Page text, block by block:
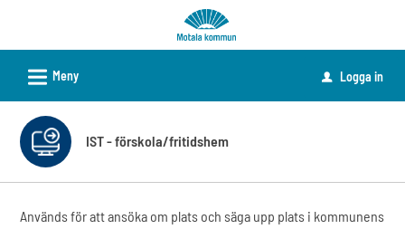
tjänster
Motala
kommun
L Meny u Logga in
IST - förskola/fritidshem
Används för att ansöka om plats och säga upp plats i kommunens